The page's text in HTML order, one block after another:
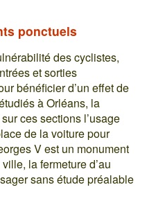
ponctuels
des cyclistes,
et sorties
bénéficier d’un effet de
à Orléans, la
ces sections l’usage
de la voiture pour
V est un monument
la fermeture d’au
sans étude préalable